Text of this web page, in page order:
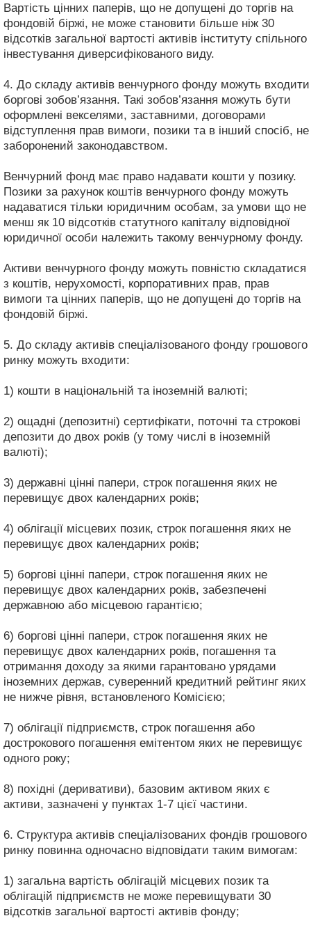
Вартість цінних паперів, що не допущені до торгів на
фондовій біржі, не може становити більше ніж 30
відсотків загальної вартості активів інституту спільного
інвестування диверсифікованого виду.
4. До складу активів венчурного фонду можуть входити
боргові зобов’язання. Такі зобов’язання можуть бути
оформлені векселями, заставними, договорами
відступлення прав вимоги, позики та в інший спосіб, не
заборонений законодавством.
Венчурний фонд має право надавати кошти у позику.
Позики за рахунок коштів венчурного фонду можуть
надаватися тільки юридичним особам, за умови що не
менш як 10 відсотків статутного капіталу відповідної
юридичної особи належить такому венчурному фонду.
Активи венчурного фонду можуть повністю складатися
з коштів, нерухомості, корпоративних прав, прав
вимоги та цінних паперів, що не допущені до торгів на
фондовій біржі.
5. До складу активів спеціалізованого фонду грошового
ринку можуть входити:
1) кошти в національній та іноземній валюті;
2) ощадні (депозитні) сертифікати, поточні та строкові
депозити до двох років (у тому числі в іноземній
валюті);
3) державні цінні папери, строк погашення яких не
перевищує двох календарних років;
4) облігації місцевих позик, строк погашення яких не
перевищує двох календарних років;
5) боргові цінні папери, строк погашення яких не
перевищує двох календарних років, забезпечені
державною або місцевою гарантією;
6) боргові цінні папери, строк погашення яких не
перевищує двох календарних років, погашення та
отримання доходу за якими гарантовано урядами
іноземних держав, суверенний кредитний рейтинг яких
не нижче рівня, встановленого Комісією;
7) облігації підприємств, строк погашення або
дострокового погашення емітентом яких не перевищує
одного року;
8) похідні (деривативи), базовим активом яких є
активи, зазначені у пунктах 1-7 цієї частини.
6. Структура активів спеціалізованих фондів грошового
ринку повинна одночасно відповідати таким вимогам:
1) загальна вартість облігацій місцевих позик та
облігацій підприємств не може перевищувати 30
відсотків загальної вартості активів фонду;